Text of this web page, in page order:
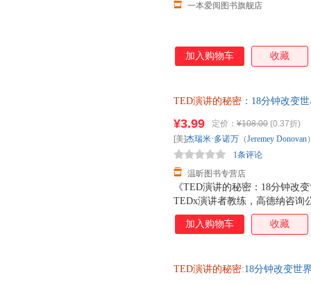
一本爱阅图书旗舰店
加入购物车 收藏
TED演讲的秘密 ：18分钟改变
《TED演讲的秘密：18分钟改
TEDx演讲者教练，高德纳咨询
演讲训练的成果全面分享。帮
看和解构数百个TED演讲所需
维码，引领可视化阅读趋势，
¥3.99 定价： ¥108.00 (0.37折)
温昕图书专营店
1条评论
[美]杰瑞米·多诺万 （Jeremey Donovan
加入购物车 收藏
TED演讲的秘密:18分钟改变世